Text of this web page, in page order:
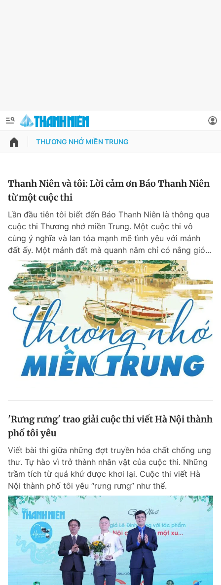
QUẢNG CÁO
Chuyên mục khác
Chào ngày mới Tin 24h
Tin thị trường Tin 360
Video Magazine
Tiện ích Bạn cần biết
Đọc Thanh Niên trên điện thoại
Theo dõi báo trên
0906 645 777
Liên hệ quảng cáo
0908 780 404
Thông tin tài khoản
Đổi mật khẩu
Tin đã xem
Đăng xuất
THƯƠNG NHỚ MIỀN TRUNG
Thanh Niên và tôi: Lời cảm ơn Báo Thanh Niên
từ một cuộc thi
Lần đầu tiên tôi biết đến Báo Thanh Niên là thông qua
cuộc thi Thương nhớ miền Trung. Một cuộc thi vô
cùng ý nghĩa và lan tỏa mạnh mẽ tình yêu với mảnh
đất ấy. Một mảnh đất mà quanh năm chỉ có nắng gió...
'Rưng rưng' trao giải cuộc thi viết Hà Nội thành
phố tôi yêu
Viết bài thi giữa những đợt truyền hóa chất chống ung
thư. Tự hào vì trở thành nhân vật của cuộc thi. Những
trầm tích từ quá khứ được khơi lại. Cuộc thi viết Hà
Nội thành phố tôi yêu “rưng rưng” như thế.